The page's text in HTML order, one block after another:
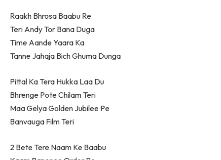
Raakh Bhrosa Baabu Re
Teri Andy Tor Bana Duga
Time Aande Yaara Ka
Tanne Jahaja Bich Ghuma Dunga
Pittal Ka Tera Hukka Laa Du
Bhrenge Pote Chilam Teri
Maa Gelya Golden Jubilee Pe
Banvauga Film Teri
2 Bete Tere Naam Ke Baabu